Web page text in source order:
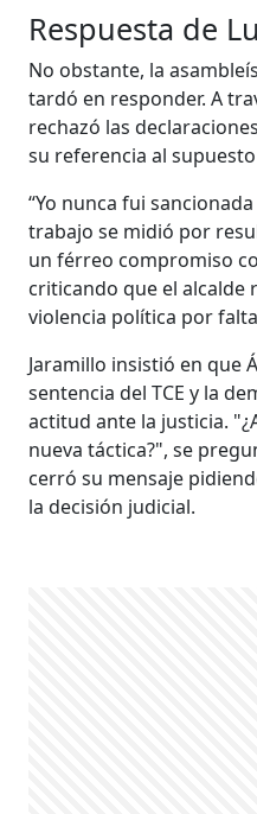
Respuesta de
No obstante, la
tardó en responder. A
rechazó las
su referencia al
“Yo nunca fui
trabajo se midió por
un férreo compromiso
criticando que el alcalde
violencia política por
Jaramillo insistió en que
sentencia del TCE y la
actitud ante la justicia.
nueva táctica?", se
cerró su mensaje
la decisión judicial.